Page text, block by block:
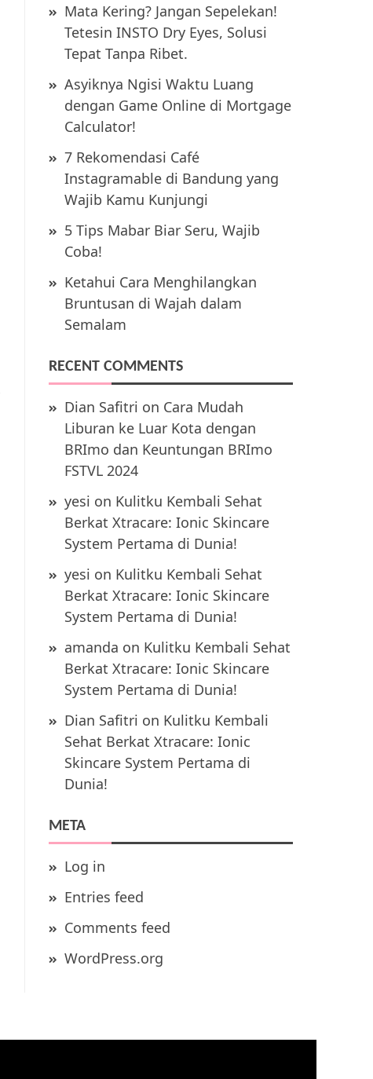
Mata Kering? Jangan Sepelekan!
Tetesin INSTO Dry Eyes, Solusi
Tepat Tanpa Ribet.
Asyiknya Ngisi Waktu Luang
dengan Game Online di Mortgage
Calculator!
7 Rekomendasi Café
Instagramable di Bandung yang
Wajib Kamu Kunjungi
5 Tips Mabar Biar Seru, Wajib
Coba!
Ketahui Cara Menghilangkan
Bruntusan di Wajah dalam
Semalam
RECENT COMMENTS
Dian Safitri on Cara Mudah
Liburan ke Luar Kota dengan
BRImo dan Keuntungan BRImo
FSTVL 2024
yesi on Kulitku Kembali Sehat
Berkat Xtracare: Ionic Skincare
System Pertama di Dunia!
yesi on Kulitku Kembali Sehat
Berkat Xtracare: Ionic Skincare
System Pertama di Dunia!
amanda on Kulitku Kembali Sehat
Berkat Xtracare: Ionic Skincare
System Pertama di Dunia!
Dian Safitri on Kulitku Kembali
Sehat Berkat Xtracare: Ionic
Skincare System Pertama di
Dunia!
META
Log in
Entries feed
Comments feed
WordPress.org